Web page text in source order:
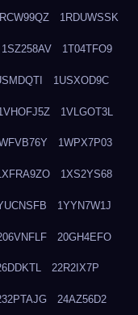
1RDUWSSK
1SZ258AV 1T04TFO9
1USXOD9C
1VLGOT3L
1WPX7P03
1XS2YS68
1YYN7W1J
20GH4EFO
22R2IX7P
24AZ56D2